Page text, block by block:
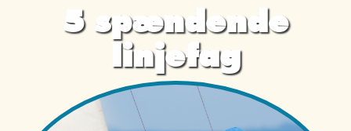
5 spændende
linjefag